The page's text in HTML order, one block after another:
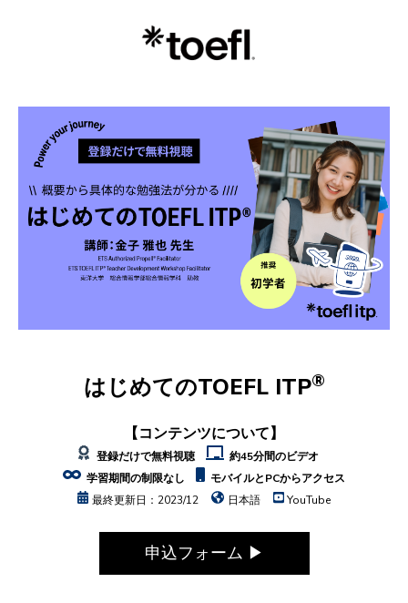
はじめてのTOEFL ITP®
【コンテンツについて】
登録だけで無料視聴
約45分間のビデオ
学習期間の制限なし
モバイルとPCからアクセス
最終更新日：2023/12
日本語 YouTube
申込フォーム ▶